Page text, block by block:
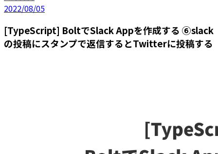
2022/08/05
[TypeScript] BoltでSlack Appを作成する ⑥slack
の投稿にスタンプで返信するとTwitterに投稿する